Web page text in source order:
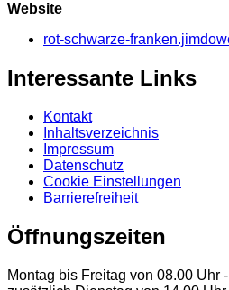
Website
rot-schwarze-
Interessante Links
Kontakt
Inhaltsverzeichnis
Impressum
Datenschutz
Cookie Einstellungen
Barrierefreiheit
Öffnungszeiten
Montag bis Freitag von 08.00 Uhr